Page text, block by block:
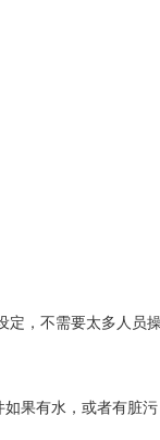
，不需要太多人员操
果有水，或者有脏